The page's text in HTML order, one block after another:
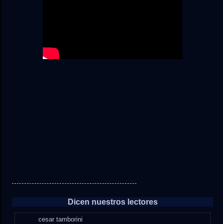
Dicen nuestros lectores
cesar tamborini